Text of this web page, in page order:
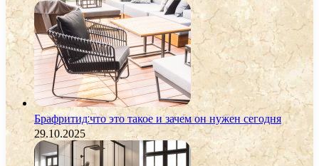
Брафритид:что это такое и зачем он нужен сегодня
29.10.2025